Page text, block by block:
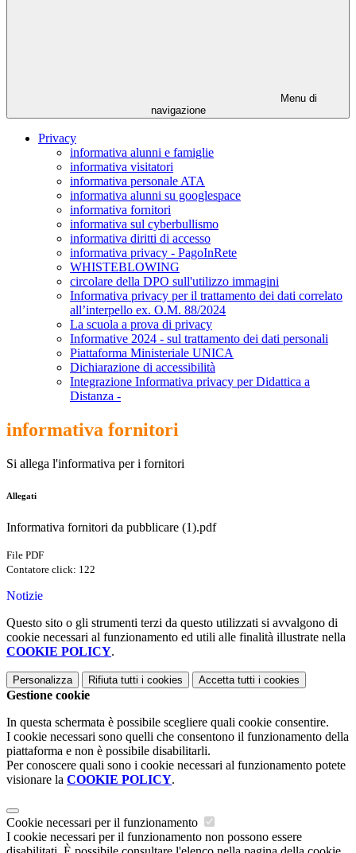
Menu di
navigazione
Privacy
informativa alunni e famiglie
informativa visitatori
informativa personale ATA
informativa alunni su googlespace
informativa fornitori
informativa sul cyberbullismo
informativa diritti di accesso
informativa privacy - PagoInRete
WHISTEBLOWING
circolare della DPO sull'utilizzo immagini
Informativa privacy per il trattamento dei dati correlato
all’interpello ex. O.M. 88/2024
La scuola a prova di privacy
Informative 2024 - sul trattamento dei dati personali
Piattaforma Ministeriale UNICA
Dichiarazione di accessibilità
Integrazione Informativa privacy per Didattica a
Distanza -
informativa fornitori
Si allega l'informativa per i fornitori
Allegati
Informativa fornitori da pubblicare (1).pdf
File PDF
Contatore click: 122
Notizie
Questo sito o gli strumenti terzi da questo utilizzati si avvalgono di
cookie necessari al funzionamento ed utili alle finalità illustrate nella
COOKIE POLICY.
Personalizza Rifiuta tutti i cookies Accetta tutti i cookies
Gestione cookie
In questa schermata è possibile scegliere quali cookie consentire.
I cookie necessari sono quelli che consentono il funzionamento della
piattaforma e non è possibile disabilitarli.
Per conoscere quali sono i cookie necessari al funzionamento potete
visionare la COOKIE POLICY.
Cookie necessari per il funzionamento
I cookie necessari per il funzionamento non possono essere